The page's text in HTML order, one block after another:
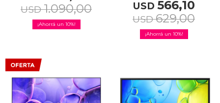
USD 1.090,00
10
USD 566,10
USD 629,00
10